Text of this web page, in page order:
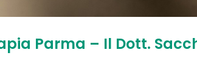
Parma – Il Dott.